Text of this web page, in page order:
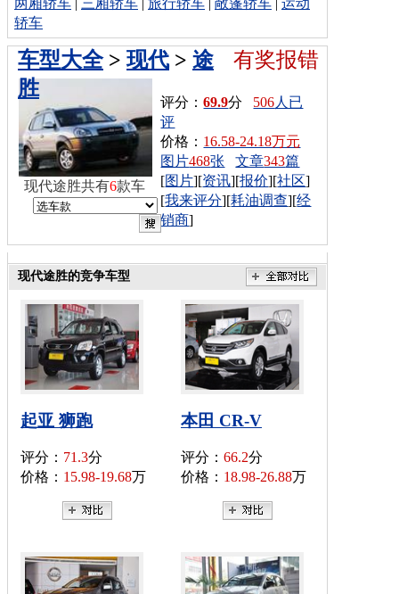
两厢轿车 三厢轿车 旅行轿车 敞篷轿车
运动
轿车
有奖报错
车型大全>现代> 途
胜
评分：69.9分 506人已
评
价格： 16.58-24.18万元
图片468张 文章343篇
[图片][资讯][报价][社区]
[我来评分][耗油调查][经
销商]
现代途胜共有6款车
现代途胜的竞争车型
起亚 狮跑
评分： 71.3分
价格： 15.98-19.68万
本田 CR-V
评分： 66.2分
价格： 18.98-26.88万